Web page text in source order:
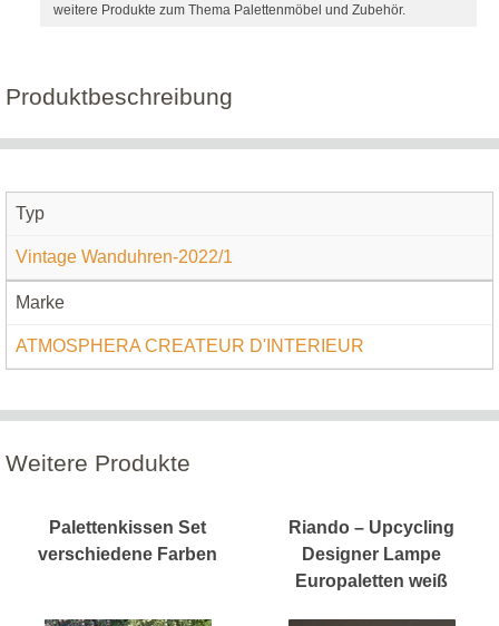
weitere Produkte zum Thema Palettenmöbel und Zubehör.
Produktbeschreibung
Typ
Vintage Wanduhren-2022/1
Marke
ATMOSPHERA CREATEUR D'INTERIEUR
Weitere Produkte
Palettenkissen Set
verschiedene Farben
Riando – Upcycling
Designer Lampe
Europaletten weiß